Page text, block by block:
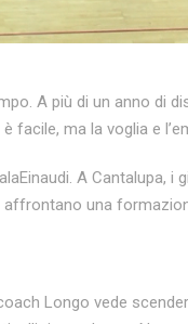
A più di un anno di
facile, ma la voglia e
A Cantalupa,
una
Longo vede